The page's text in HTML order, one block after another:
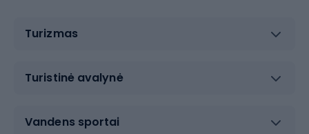
Turizmas
Turistinė avalynė
Vandens sportai